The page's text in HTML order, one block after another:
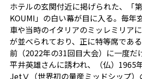
ホテルの玄関付近に掲げられた、「
KOUMI」の白い幕が目に入る。毎年
車や当時のイタリアのミッレミリア
が並べられており、正に特等席であ
前（2022年の31回目大会）に一度だ
平井英雄さんに誘われ、（仏）1965
JetⅤ（世界初の量産ミッドシップ）